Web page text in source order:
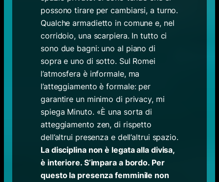
possono tirare per cambiarsi, a turno.
Qualche armadietto in comune e, nel
corridoio, una scarpiera. In tutto ci
sono due bagni: uno al piano di
sopra e uno di sotto. Sul Romei
l’atmosfera è informale, ma
l’atteggiamento è formale: per
garantire un minimo di privacy, mi
spiega Minuto. «È una sorta di
atteggiamento zen, di rispetto
dell’altrui presenza e dell’altrui spazio.
La disciplina non è legata alla divisa,
è interiore. S’impara a bordo. Per
questo la presenza femminile non